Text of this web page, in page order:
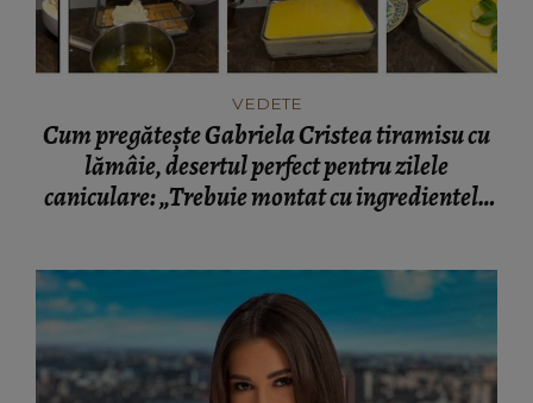
VEDETE
Cum pregătește Gabriela Cristea tiramisu cu
lămâie, desertul perfect pentru zilele
caniculare: „Trebuie montat cu ingredientele